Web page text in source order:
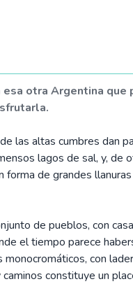
otra Argentina que
las altas cumbres dan
lagos de sal, y, de
forma de grandes
de pueblos, con
el tiempo parece
con
constituye un